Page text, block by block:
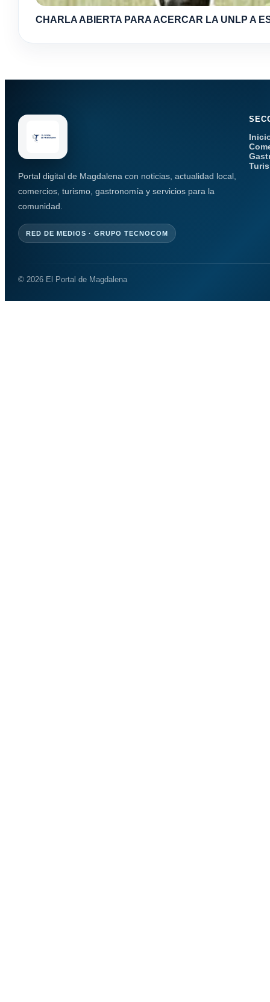
CHARLA ABIERTA PARA ACERCAR LA UNLP A
Portal digital de Magdalena con noticias, actualidad local,
comercios, turismo, gastronomía y servicios para la
comunidad.
RED DE MEDIOS · GRUPO TECNOCOM
© 2026 El Portal de Magdalena